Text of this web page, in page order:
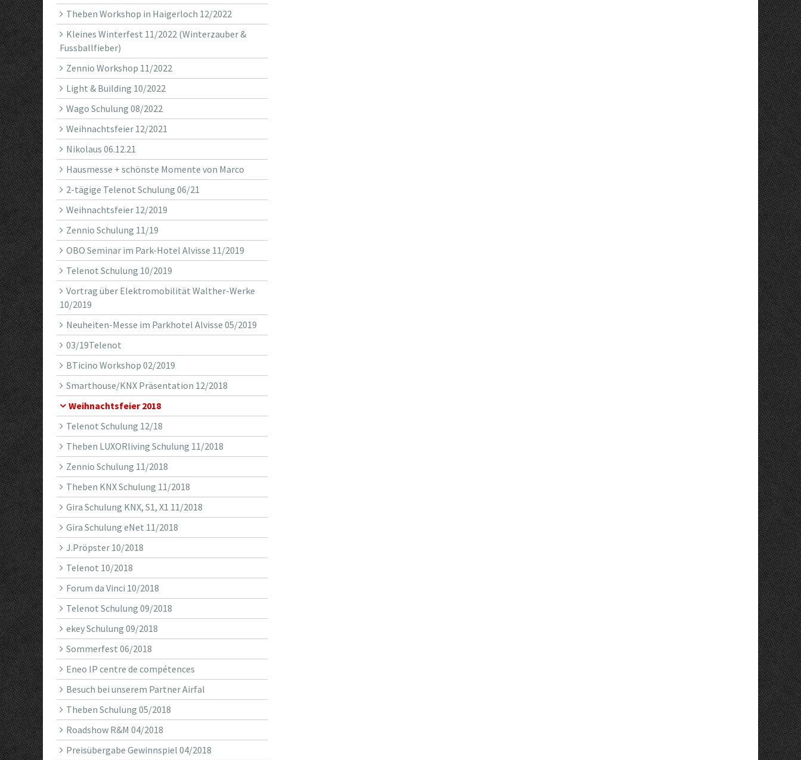
Theben Workshop in Haigerloch 12/2022
Kleines Winterfest 11/2022 (Winterzauber &
Fussballfieber)
Zennio Workshop 11/2022
Light & Building 10/2022
Wago Schulung 08/2022
Weihnachtsfeier 12/2021
Nikolaus 06.12.21
Hausmesse + schönste Momente von Marco
2-tägige Telenot Schulung 06/21
Weihnachtsfeier 12/2019
Zennio Schulung 11/19
OBO Seminar im Park-Hotel Alvisse 11/2019
Telenot Schulung 10/2019
Vortrag über Elektromobilität Walther-Werke
10/2019
Neuheiten-Messe im Parkhotel Alvisse 05/2019
03/19Telenot
BTicino Workshop 02/2019
Smarthouse/KNX Präsentation 12/2018
Weihnachtsfeier 2018
Telenot Schulung 12/18
Theben LUXORliving Schulung 11/2018
Zennio Schulung 11/2018
Theben KNX Schulung 11/2018
Gira Schulung KNX, S1, X1 11/2018
Gira Schulung eNet 11/2018
J.Pröpster 10/2018
Telenot 10/2018
Forum da Vinci 10/2018
Telenot Schulung 09/2018
ekey Schulung 09/2018
Sommerfest 06/2018
Eneo IP centre de compétences
Besuch bei unserem Partner Airfal
Theben Schulung 05/2018
Roadshow R&M 04/2018
Preisübergabe Gewinnspiel 04/2018